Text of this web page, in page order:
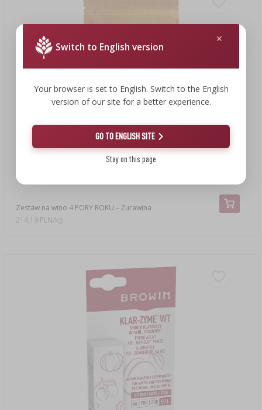
Zestaw na wino 4 PORY ROKU – Żurawina
22,49 zł
214,19 PLN/kg
Switch to English version
Your browser is set to English. Switch to the English
version of our site for a better experience.
GO TO ENGLISH SITE
Stay on this page